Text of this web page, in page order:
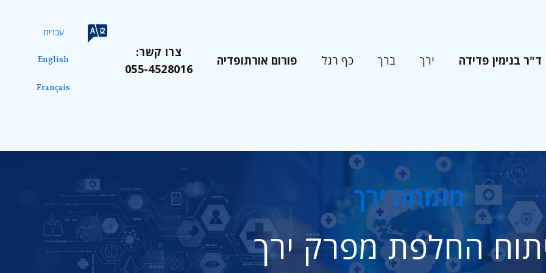
ד"ר בנימין פדידה ירך ברך כף רגל פורום אורתופדיה
צרו קשר:
055-4528016
עברית
English
Français
מומחה ירך
החלפת מפרק ירך